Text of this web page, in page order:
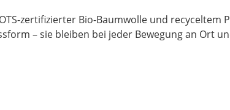
zertifizierter Bio-Baumwolle und recyceltem
– sie bleiben bei jeder Bewegung an Ort